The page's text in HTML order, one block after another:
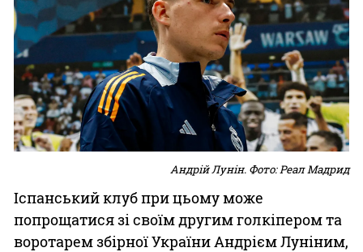
Андрій Лунін. Фото: Реал Мадрид
Іспанський клуб при цьому може
попрощатися зі своїм другим голкіпером та
воротарем збірної України Андрієм Луніним,